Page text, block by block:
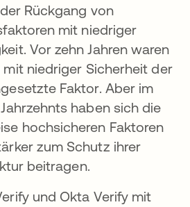
Rückgang von
mit niedriger
Vor zehn Jahren waren
niedriger Sicherheit der
Faktor. Aber im
haben sich die
hochsicheren Faktoren
zum Schutz ihrer
beitragen.
und Okta Verify mit